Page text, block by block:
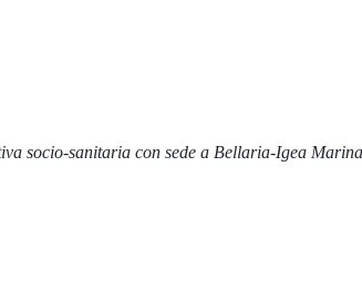
socio-sanitaria con sede a Bellaria-Igea